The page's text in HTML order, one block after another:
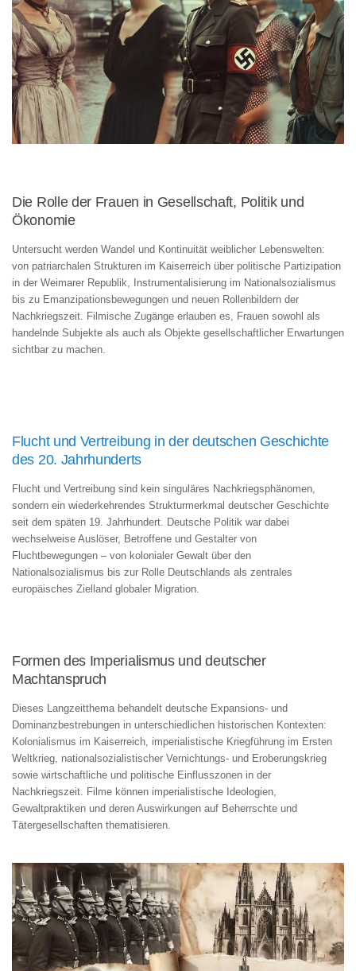
Die Rolle der Frauen in Gesellschaft, Politik und
Ökonomie
Untersucht werden Wandel und Kontinuität weiblicher Lebenswelten:
von patriarchalen Strukturen im Kaiserreich über politische Partizipation
in der Weimarer Republik, Instrumentalisierung im Nationalsozialismus
bis zu Emanzipationsbewegungen und neuen Rollenbildern der
Nachkriegszeit. Filmische Zugänge erlauben es, Frauen sowohl als
handelnde Subjekte als auch als Objekte gesellschaftlicher Erwartungen
sichtbar zu machen.
Flucht und Vertreibung in der deutschen Geschichte
des 20. Jahrhunderts
Flucht und Vertreibung sind kein singuläres Nachkriegsphänomen,
sondern ein wiederkehrendes Strukturmerkmal deutscher Geschichte
seit dem späten 19. Jahrhundert. Deutsche Politik war dabei
wechselweise Auslöser, Betroffene und Gestalter von
Fluchtbewegungen – von kolonialer Gewalt über den
Nationalsozialismus bis zur Rolle Deutschlands als zentrales
europäisches Zielland globaler Migration.
Formen des Imperialismus und deutscher
Machtanspruch
Dieses Langzeitthema behandelt deutsche Expansions- und
Dominanzbestrebungen in unterschiedlichen historischen Kontexten:
Kolonialismus im Kaiserreich, imperialistische Kriegführung im Ersten
Weltkrieg, nationalsozialistischer Vernichtungs- und Eroberungskrieg
sowie wirtschaftliche und politische Einflusszonen in der
Nachkriegszeit. Filme können imperialistische Ideologien,
Gewaltpraktiken und deren Auswirkungen auf Beherrschte und
Tätergesellschaften thematisieren.